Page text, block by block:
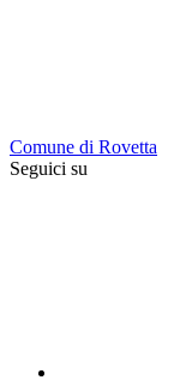
Comune di Rovetta
Seguici su